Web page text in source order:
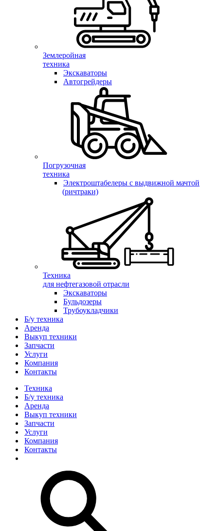
Землеройная
техника
Экскаваторы
Автогрейдеры
Погрузочная
техника
Электроштабелеры с выдвижной мачтой
(ричтраки)
Техника
для нефтегазовой отрасли
Экскаваторы
Бульдозеры
Трубоукладчики
Б/у техника
Аренда
Выкуп техники
Запчасти
Услуги
Компания
Контакты
Техника
Б/у техника
Аренда
Выкуп техники
Запчасти
Услуги
Компания
Контакты